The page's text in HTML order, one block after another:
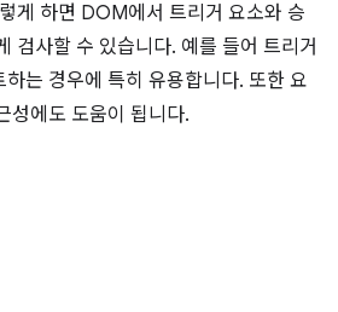
게 하면 DOM에서 트리거 요소와 승
검사할 수 있습니다. 예를 들어 트리거
는 경우에 특히 유용합니다. 또한 요
성에도 도움이 됩니다.